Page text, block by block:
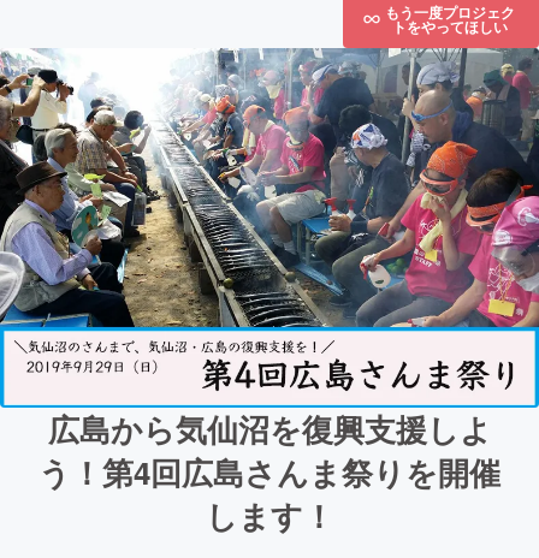
もう一度プロジェク
トをやってほしい
広島から気仙沼を復興支援しよ
う！第4回広島さんま祭りを開催
します！